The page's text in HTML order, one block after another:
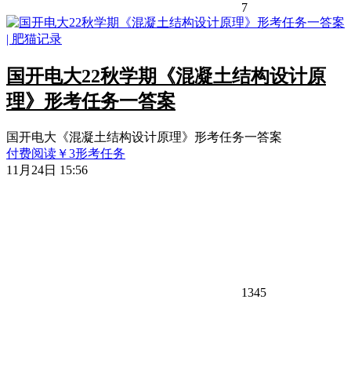
7
国开电大22秋学期《混凝土结构设计原
理》形考任务一答案
国开电大《混凝土结构设计原理》形考任务一答案
付费阅读 ￥3形考任务
11月24日 15:56
1345